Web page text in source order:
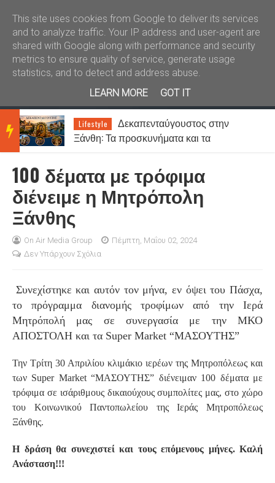
Καλώς ήλθατε Kral News
BRE
AKIN
NEW
Lifestyle
Δεκαπενταύγουστος στην
Ξάνθη: Τα προσκυνήματα και τα
100 δέματα με τρόφιμα
διένειμε η Μητρόπολη
Ξάνθης
On Air Media Group
Πέμπτη, Μαΐου 02, 2024
Δεν Υπάρχουν Σχόλια
Συνεχίστηκε και αυτόν τον μήνα, εν όψει του Πάσχα,
το πρόγραμμα διανομής τροφίμων από την Ιερά
Μητρόπολή μας σε συνεργασία με την ΜΚΟ
ΑΠΟΣΤΟΛΗ και τα Super Market “ΜΑΣΟΥΤΗΣ”
Την Τρίτη 30 Απριλίου κλιμάκιο ιερέων της Μητροπόλεως και
των Super Market “ΜΑΣΟΥΤΗΣ” διένειμαν 100 δέματα με
τρόφιμα σε ισάριθμους δικαιούχους συμπολίτες μας, στο χώρο
του Κοινωνικού Παντοπωλείου της Ιεράς Μητροπόλεως
Ξάνθης.
Η δράση θα συνεχιστεί και τους επόμενους μήνες. Καλή
Ανάσταση!!!
This site uses cookies from Google to deliver its services
and to analyze traffic. Your IP address and user-agent are
shared with Google along with performance and security
metrics to ensure quality of service, generate usage
statistics, and to detect and address abuse.
LEARN MORE
GOT IT